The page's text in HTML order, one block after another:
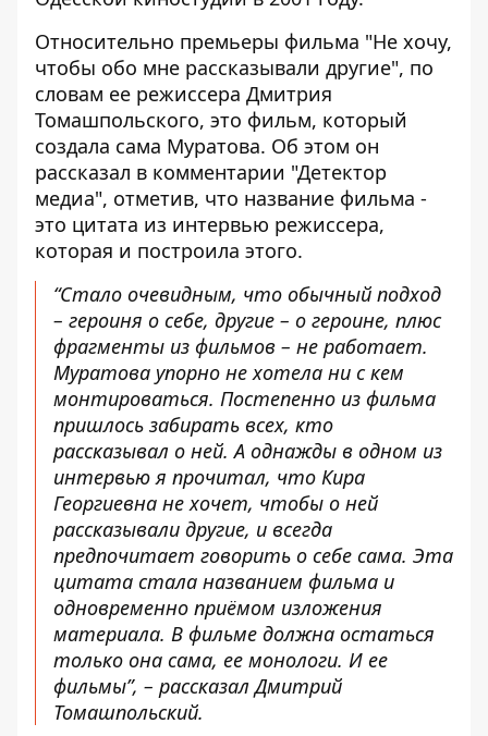
Относительно премьеры фильма "Не хочу,
чтобы обо мне рассказывали другие", по
словам ее режиссера Дмитрия
Томашпольского, это фильм, который
создала сама Муратова. Об этом он
рассказал в комментарии "Детектор
медиа", отметив, что название фильма -
это цитата из интервью режиссера,
которая и построила этого.
“Стало очевидным, что обычный подход
– героиня о себе, другие – о героине, плюс
фрагменты из фильмов – не работает.
Муратова упорно не хотела ни с кем
монтироваться. Постепенно из фильма
пришлось забирать всех, кто
рассказывал о ней. А однажды в одном из
интервью я прочитал, что Кира
Георгиевна не хочет, чтобы о ней
рассказывали другие, и всегда
предпочитает говорить о себе сама. Эта
цитата стала названием фильма и
одновременно приёмом изложения
материала. В фильме должна остаться
только она сама, ее монологи. И ее
фильмы”, – рассказал Дмитрий
Томашпольский.